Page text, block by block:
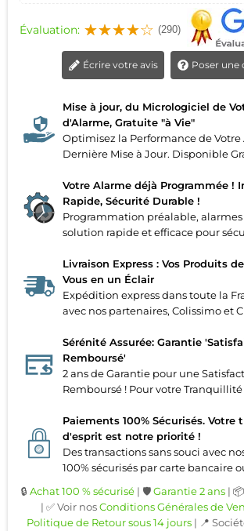
Évaluation: (290)
Écrire votre avis Poser une
Mise à jour, du Micrologiciel de
d'Alarme, Gratuite "à Vie"
Optimisez la Performance de Votre
Dernière Mise à Jour. Disponible
Votre Alarme déjà Programmée !
Rapide, Sécurité Durable !
Programmation préalable,
solution rapide et efficace pour
Livraison Express : Vos Produits
Vous en un Éclair
Expédition express dans toute la
avec nos partenaires, Colissimo et
Sérénité Assurée: Garantie
Remboursé'
2 ans de Garantie pour une
Remboursé ! Pour votre
Paiements 100% Sécurisés. Votre
d'esprit est notre priorité !
Des transactions sans souci avec
100% sécurisés par carte bancaire
🔒 Achat 100 % sécurisé | 🛡️Garantie 2 ans | 📦
| ✅ Voir nosConditions Générales de
Politique de Retour sous 14 jours | 📍